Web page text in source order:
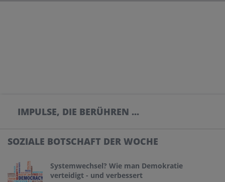
IMPULSE, DIE BERÜHREN ...
SOZIALE BOTSCHAFT DER WOCHE
Systemwechsel? Wie man Demokratie
verteidigt - und verbessert